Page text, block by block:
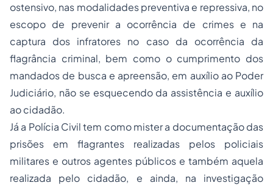
ostensivo, nas modalidades preventiva e repressiva, no
escopo de prevenir a ocorrência de crimes e na
captura dos infratores no caso da ocorrência da
flagrância criminal, bem como o cumprimento dos
mandados de busca e apreensão, em auxílio ao Poder
Judiciário, não se esquecendo da assistência e auxílio
ao cidadão.
Já a Polícia Civil tem como mister a documentação das
prisões em flagrantes realizadas pelos policiais
militares e outros agentes públicos e também aquela
realizada pelo cidadão, e ainda, na investigação